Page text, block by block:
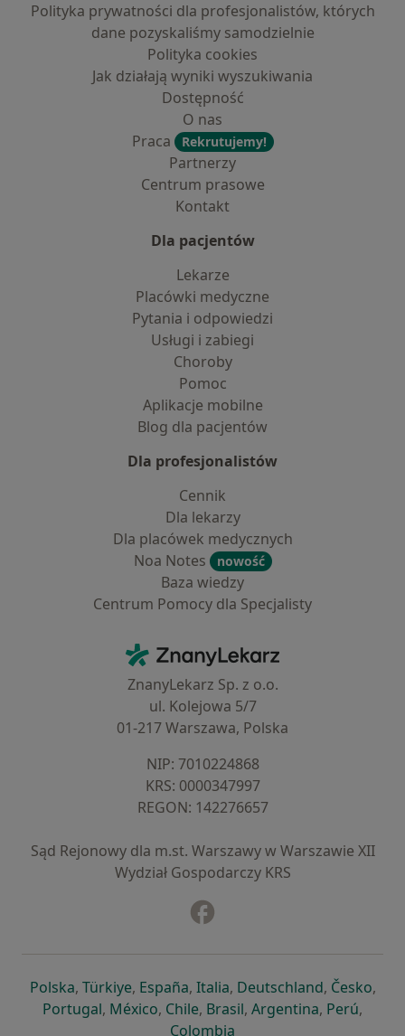
Polityka prywatności dla profesjonalistów, których
dane pozyskaliśmy samodzielnie
Polityka cookies
Jak działają wyniki wyszukiwania
Dostępność
O nas
Praca
Rekrutujemy!
Partnerzy
Centrum prasowe
Kontakt
Dla pacjentów
Lekarze
Placówki medyczne
Pytania i odpowiedzi
Usługi i zabiegi
Choroby
Pomoc
Aplikacje mobilne
Blog dla pacjentów
Dla profesjonalistów
Cennik
Dla lekarzy
Dla placówek medycznych
Noa Notes
nowość
Baza wiedzy
Centrum Pomocy dla Specjalisty
ZnanyLekarz - Strona główna
ZnanyLekarz Sp. z o.o.
ul. Kolejowa 5/7
01-217 Warszawa, Polska
NIP: ⁠7010224868
KRS: ⁠0000347997
REGON: ⁠142276657
Sąd Rejonowy dla m.st. Warszawy w Warszawie XII
Wydział Gospodarczy KRS
Polskaotwiera się w nowej karcie
, Türkiyeotwiera się w nowej karcie
, Españaotwiera się w nowej karcie
, Italiaotwiera się w nowej
, Deutschlandotwiera się
, Česko,
Portugalotwiera się w nowej karcie
, Méxicootwiera się w nowej karcie
, Chileotwiera się w nowej karcie
, Brasilotwiera się w nowej
, Argentinaotwiera się
, Perú,
Colombia